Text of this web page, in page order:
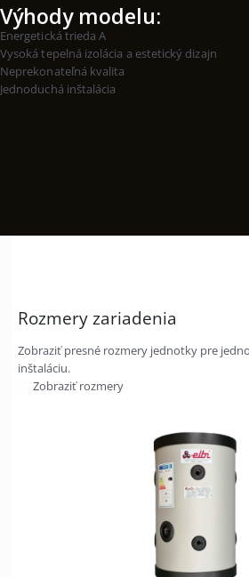
Výhody modelu:
Energetická trieda A
Vysoká tepelná izolácia a estetický dizajn
Neprekonateľná kvalita
Jednoduchá inštalácia
Rozmery zariadenia
Zobraziť presné rozmery jednotky pre
inštaláciu.
Zobraziť rozmery